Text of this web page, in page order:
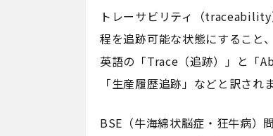
トレーサビリティ（
程を追跡可能な状態にすること
英語の「Trace（追跡）」と「
「生産履歴追跡」などと訳されま
BSE（牛海綿状脳症・狂牛病）